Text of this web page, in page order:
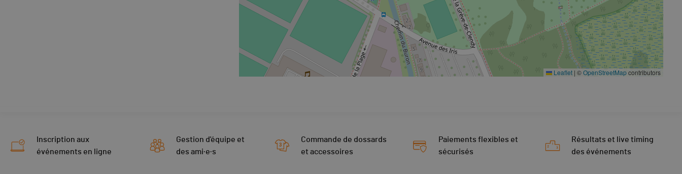
Leaflet | ©OpenStreetMapcontributors
Inscription aux
événements en ligne
Gestion d'équipe et
des ami·e·s
Commande de dossards
et accessoires
Paiements flexibles et
sécurisés
Résultats et live timing
des événements